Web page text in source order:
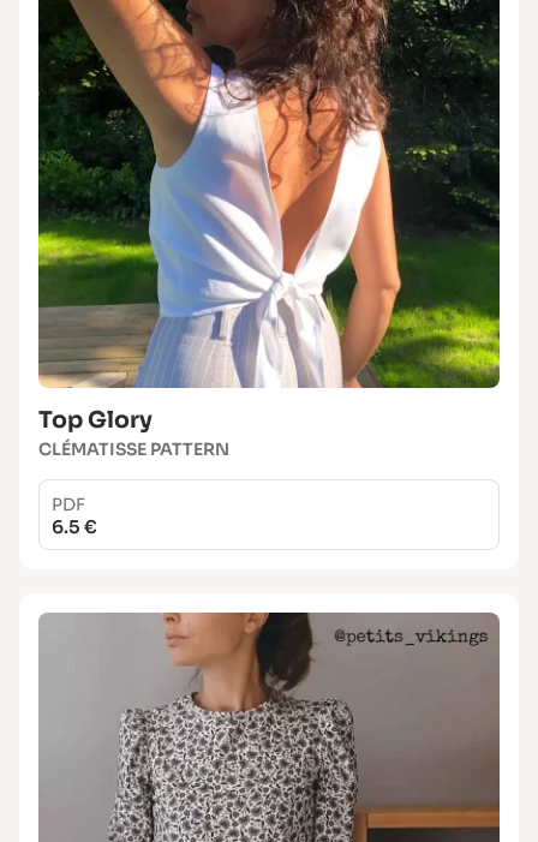
Son dos croisé ultra flatteur
Son décolleté en cœur délicat
Plusieurs options pour créer une version
unique
Peu gourmand en tissu et facile à coudre
Top Glory
CLÉMATISSE PATTERN
PDF
6.5 €